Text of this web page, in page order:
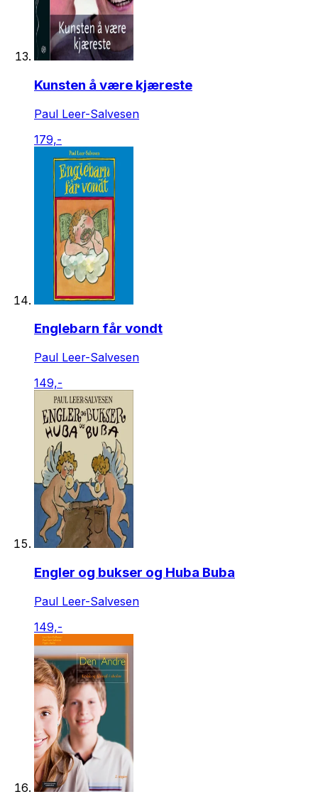
Kunsten å være kjæreste
Paul Leer-Salvesen
179,-
Englebarn får vondt
Paul Leer-Salvesen
149,-
Engler og bukser og Huba Buba
Paul Leer-Salvesen
149,-